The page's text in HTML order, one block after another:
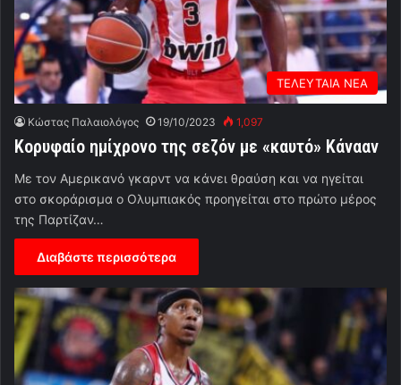
ΤΕΛΕΥΤΑΙΑ ΝΕΑ
Κώστας Παλαιολόγος 19/10/2023 1,097
Κορυφαίο ημίχρονο της σεζόν με «καυτό» Κάνααν
Με τον Αμερικανό γκαρντ να κάνει θραύση και να ηγείται
στο σκοράρισμα ο Ολυμπιακός προηγείται στο πρώτο μέρος
της Παρτίζαν…
Διαβάστε περισσότερα